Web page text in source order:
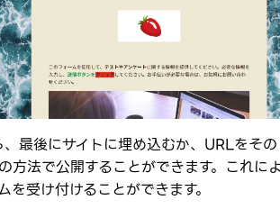
最後にサイトに埋め込むか、URLをその
方法で公開することができます。これに
を受け付けることができます。